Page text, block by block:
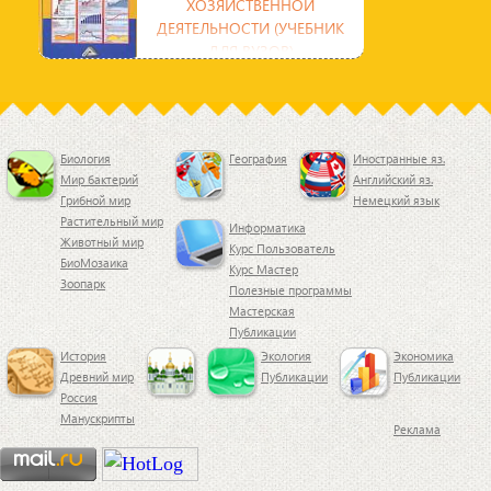
ХОЗЯЙСТВЕННОЙ
ДЕЯТЕЛЬНОСТИ (УЧЕБНИК
ДЛЯ ВУЗОВ)
анализу Финансово-хозяйственной
деятельности
Биология
Мир бактерий
Грибной мир
Растительный мир
Животный мир
БиоМозаика
Зоопарк
География
Иностранные яз.
Английский яз.
Немецкий язык
Информатика
Курс Пользователь
Курс Мастер
Полезные программы
Мастерская
Публикации
История
Древний мир
Россия
Манускрипты
Экология
Публикации
Экономика
Публикации
Реклама